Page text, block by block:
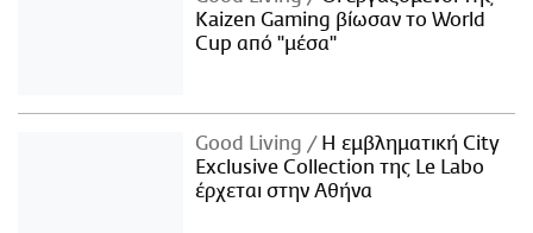
Kaizen Gaming βίωσαν το World
Cup από "μέσα"
Good Living
Η εμβληματική City
Exclusive Collection της Le Labo
έρχεται στην Αθήνα